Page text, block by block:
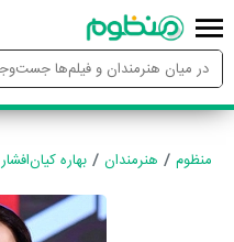
منظوم هنرمندان بهاره کیان‌افشار